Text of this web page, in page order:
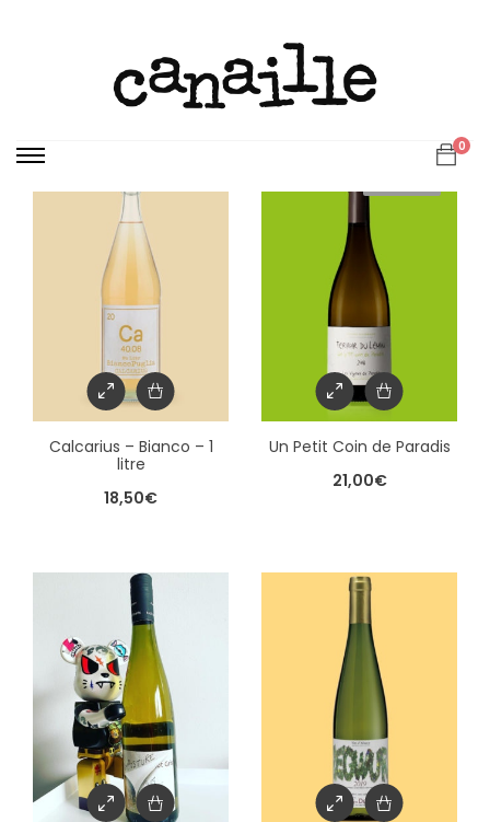
0
Affichage de 1–12 sur 13 résultats
Calcarius – Bianco – 1
litre
18,50€
Un Petit Coin de Paradis
21,00€